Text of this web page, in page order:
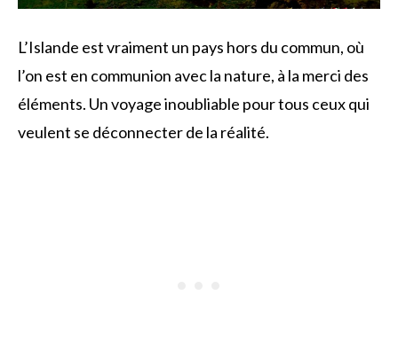
L’Islande est vraiment un pays hors du commun, où
l’on est en communion avec la nature, à la merci des
éléments. Un voyage inoubliable pour tous ceux qui
veulent se déconnecter de la réalité.